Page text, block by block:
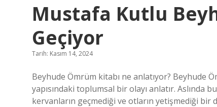
Mustafa Kutlu
Geçiyor
Tarih: Kasım 14, 2024
Beyhude Ömrüm kitabı ne anlatıyor? Beyhude
yapısındaki toplumsal bir olayı anlatır. Aslında
kervanların geçmediği ve otların yetişmediği bir